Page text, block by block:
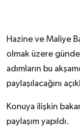
Hazine ve Maliye
olmak üzere
adımların bu
paylaşılacağını
Konuya ilişkin
paylaşım yapıldı.